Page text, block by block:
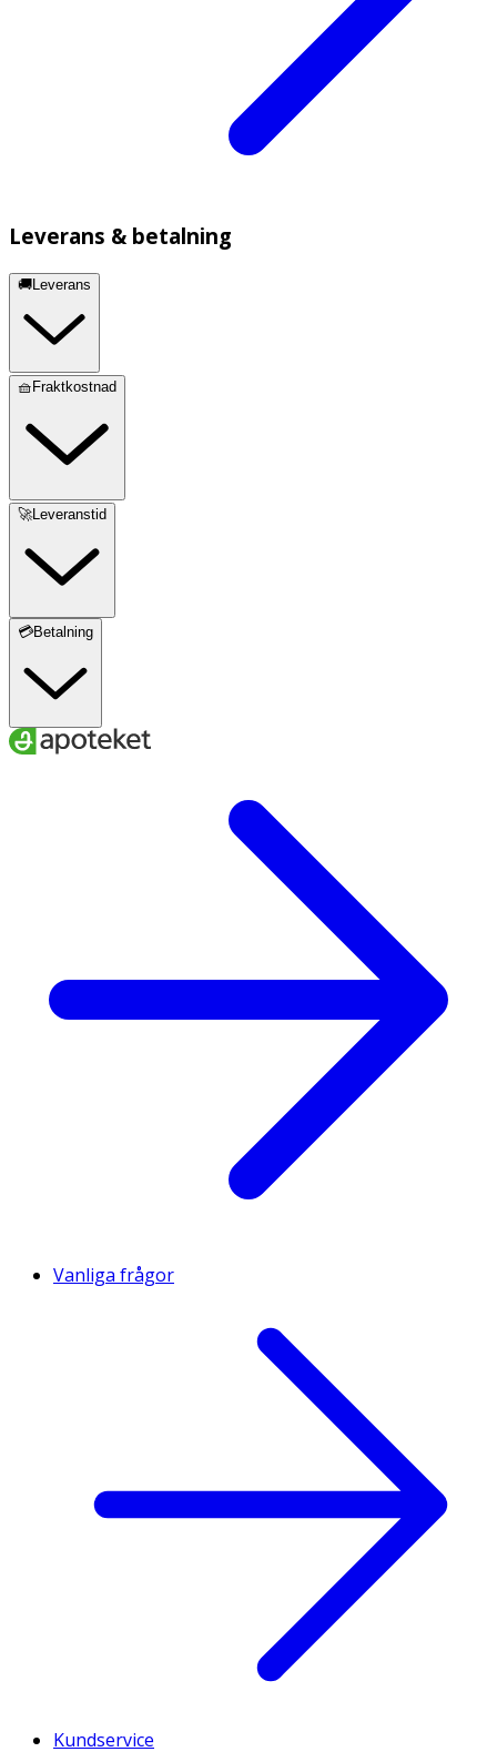
Leverans & betalning
🚚Leverans
🧺Fraktkostnad
🚀Leveranstid
💳Betalning
Vanliga frågor
Kundservice